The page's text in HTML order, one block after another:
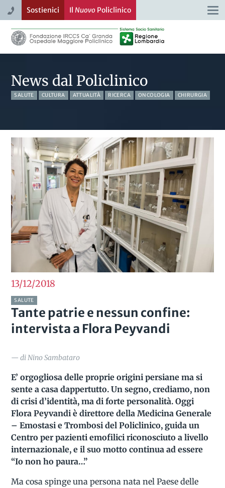
Sostienici Il NuovoPoliclinico
News dal Policlinico
SALUTE CULTURA ATTUALITÀ RICERCA ONCOLOGIA CHIRURGIA
13/122018
SALUTE
Tante patrie e nessun confine:
intervista a Flora Peyvandi
— di Nino Sambataro
E’ orgogliosa delle proprie origini persiane ma si
sente a casa dappertutto. Un segno, crediamo, non
di crisi d’identità, ma di forte personalità. Oggi
Flora Peyvandi è direttore della Medicina Generale
– Emostasi e Trombosi del Policlinico, guida un
Centro per pazienti emofilici riconosciuto a livello
internazionale, e il suo motto continua ad essere
“Io non ho paura…”
Ma cosa spinge una persona nata nel Paese delle